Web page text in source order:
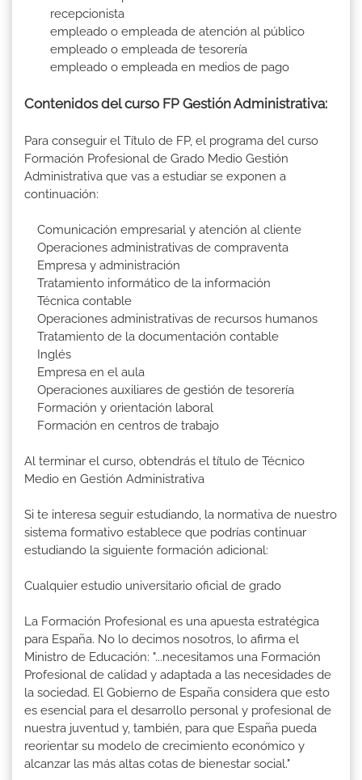
recepcionista
empleado o empleada de atención al público
empleado o empleada de tesorería
empleado o empleada en medios de pago
Contenidos del curso FP Gestión Administrativa:
Para conseguir el Título de FP, el programa del curso
Formación Profesional de Grado Medio Gestión
Administrativa que vas a estudiar se exponen a
continuación:
Comunicación empresarial y atención al cliente
Operaciones administrativas de compraventa
Empresa y administración
Tratamiento informático de la información
Técnica contable
Operaciones administrativas de recursos humanos
Tratamiento de la documentación contable
Inglés
Empresa en el aula
Operaciones auxiliares de gestión de tesorería
Formación y orientación laboral
Formación en centros de trabajo
Al terminar el curso, obtendrás el título de Técnico
Medio en Gestión Administrativa
Si te interesa seguir estudiando, la normativa de nuestro
sistema formativo establece que podrías continuar
estudiando la siguiente formación adicional:
Cualquier estudio universitario oficial de grado
La Formación Profesional es una apuesta estratégica
para España. No lo decimos nosotros, lo afirma el
Ministro de Educación: "...necesitamos una Formación
Profesional de calidad y adaptada a las necesidades de
la sociedad. El Gobierno de España considera que esto
es esencial para el desarrollo personal y profesional de
nuestra juventud y, también, para que España pueda
reorientar su modelo de crecimiento económico y
alcanzar las más altas cotas de bienestar social."